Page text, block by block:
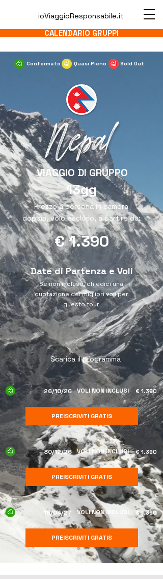
ioViaggioResponsabile.it
CALENDARIO GRUPPI
Confermato Quasi Pieno Sold Out
Nepal
VIAGGIO DI GRUPPO
13gg
Prezzo a persona in camera
doppia, volo escluso, a partire da:
€ 1.390
Date di Partenza e Voli
Se non incluso, chiedici una
quotazione dei migliori voli per
questo tour
Scarica il programma
26/10/26 VOLI NON INCLUSI € 1.390
PREISCRIVITI GRATIS
30/12/26 VOLI NON INCLUSI € 1.390
PREISCRIVITI GRATIS
16/04/27 VOLI NON INCLUSI € 1.390
PREISCRIVITI GRATIS